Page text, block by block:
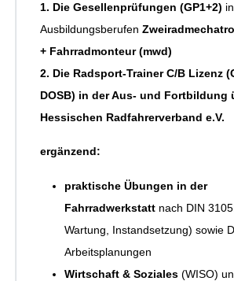
1. Die Gesellenprüfungen (GP1+2)
Ausbildungsberufen
+ Fahrradmonteur (mwd)
2. Die Radsport-Trainer C/B Lizenz
DOSB) in der Aus- und Fortbildung
Hessischen Radfahrerverband e.V.
ergänzend:
praktische Übungen in der
Fahrradwerkstatt nach DIN
Wartung, Instandsetzung) sowie
Arbeitsplanungen
Wirtschaft & Soziales(WISO)